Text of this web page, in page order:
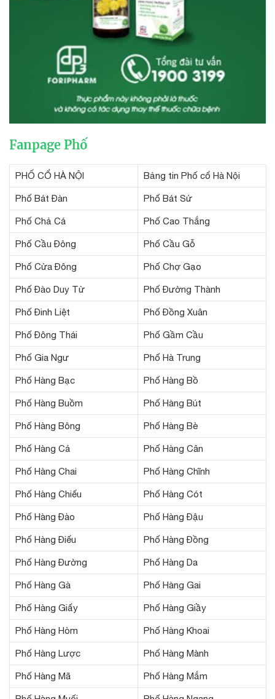
Fanpage Phố
PHỐ CỔ HÀ NỘI Bảng tin Phố cổ Hà Nội
Phố Bát Đàn Phố Bát Sứ
Phố Chả Cá Phố Cao Thắng
Phố Cầu Đông Phố Cầu Gỗ
Phố Cửa Đông Phố Chợ Gạo
Phố Đào Duy Từ Phố Đường Thành
Phố Đinh Liệt Phố Đồng Xuân
Phố Đông Thái Phố Gầm Cầu
Phố Gia Ngư Phố Hà Trung
Phố Hàng Bạc Phố Hàng Bồ
Phố Hàng Buồm Phố Hàng Bút
Phố Hàng Bông Phố Hàng Bè
Phố Hàng Cá Phố Hàng Cân
Phố Hàng Chai Phố Hàng Chĩnh
Phố Hàng Chiếu Phố Hàng Cót
Phố Hàng Đào Phố Hàng Đậu
Phố Hàng Điếu Phố Hàng Đồng
Phố Hàng Đường Phố Hàng Da
Phố Hàng Gà Phố Hàng Gai
Phố Hàng Giấy Phố Hàng Giầy
Phố Hàng Hòm Phố Hàng Khoai
Phố Hàng Lược Phố Hàng Mành
Phố Hàng Mã Phố Hàng Mắm